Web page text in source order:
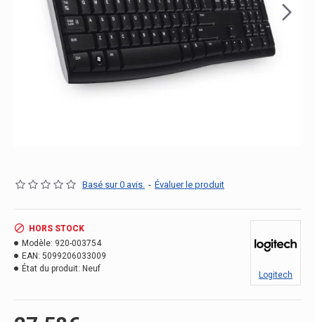
Basé sur 0 avis. - Évaluer le produit
HORS STOCK
Modèle: 920-003754
EAN: 5099206033009
État du produit: Neuf
Logitech